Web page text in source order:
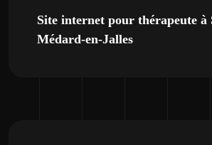
Site internet pour thérapeute à
Médard-en-Jalles